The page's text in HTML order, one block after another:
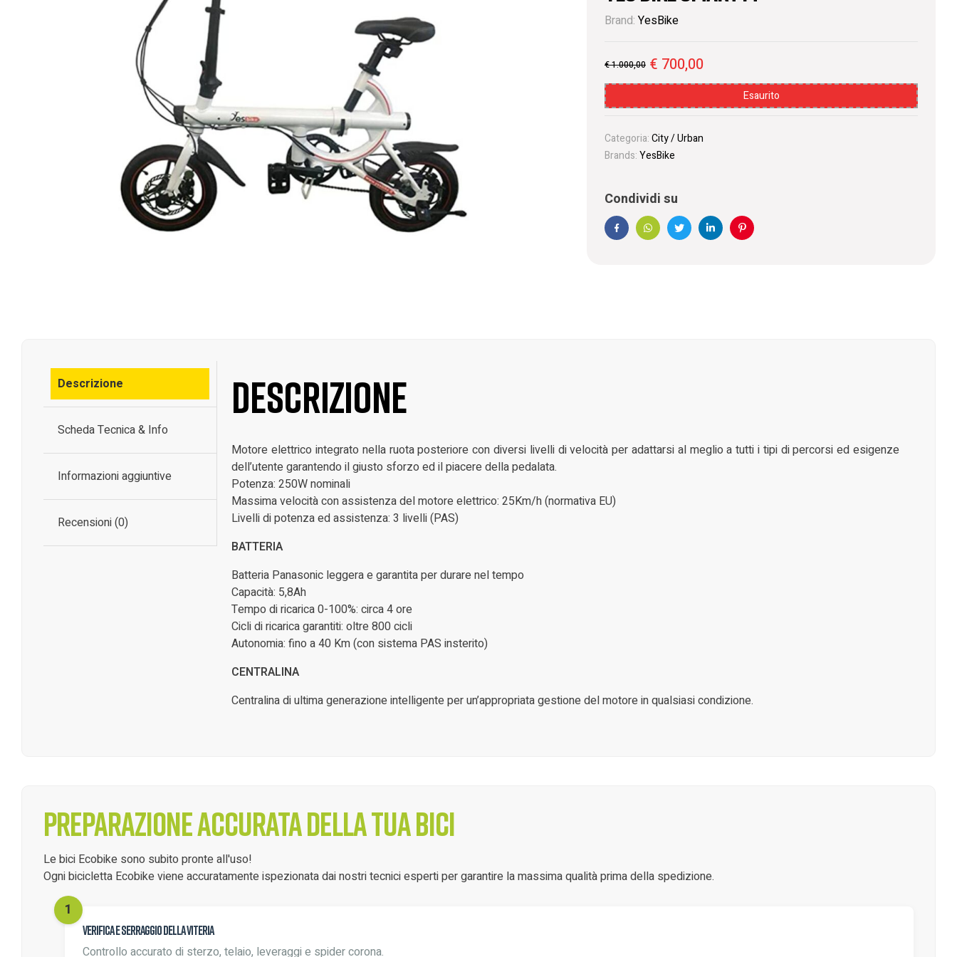
Brand: YesBike
€1.000,00 € 700,00
Esaurito
Categoria:City / Urban
Brands:YesBike
Condividi su
FacebookWhatsAppTwitterLinkedinPinterest
Descrizione
Scheda Tecnica & Info
Informazioni aggiuntive
Recensioni (0)
Descrizione
Motore elettrico integrato nella ruota posteriore con diversi livelli di velocità per adattarsi al meglio a tutti i tipi di percorsi ed esigenze
dell’utente garantendo il giusto sforzo ed il piacere della pedalata.
Potenza: 250W nominali
Massima velocità con assistenza del motore elettrico: 25Km/h (normativa EU)
Livelli di potenza ed assistenza: 3 livelli (PAS)
BATTERIA
Batteria Panasonic leggera e garantita per durare nel tempo
Capacità: 5,8Ah
Tempo di ricarica 0-100%: circa 4 ore
Cicli di ricarica garantiti: oltre 800 cicli
Autonomia: fino a 40 Km (con sistema PAS insterito)
CENTRALINA
Centralina di ultima generazione intelligente per un’appropriata gestione del motore in qualsiasi condizione.
Preparazione accurata della tua bici
Le bici Ecobike sono subito pronte all'uso!
Ogni bicicletta Ecobike viene accuratamente ispezionata dai nostri tecnici esperti per garantire la massima qualità prima della spedizione.
Verifica e serraggio della viteria
Controllo accurato di sterzo, telaio, leveraggi e spider corona.